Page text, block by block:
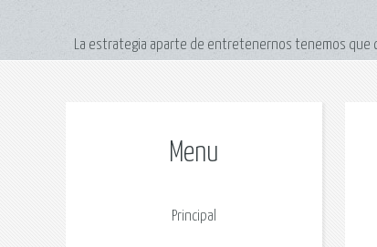
La estrategia aparte de entretenernos tenemos que
Menu
Principal